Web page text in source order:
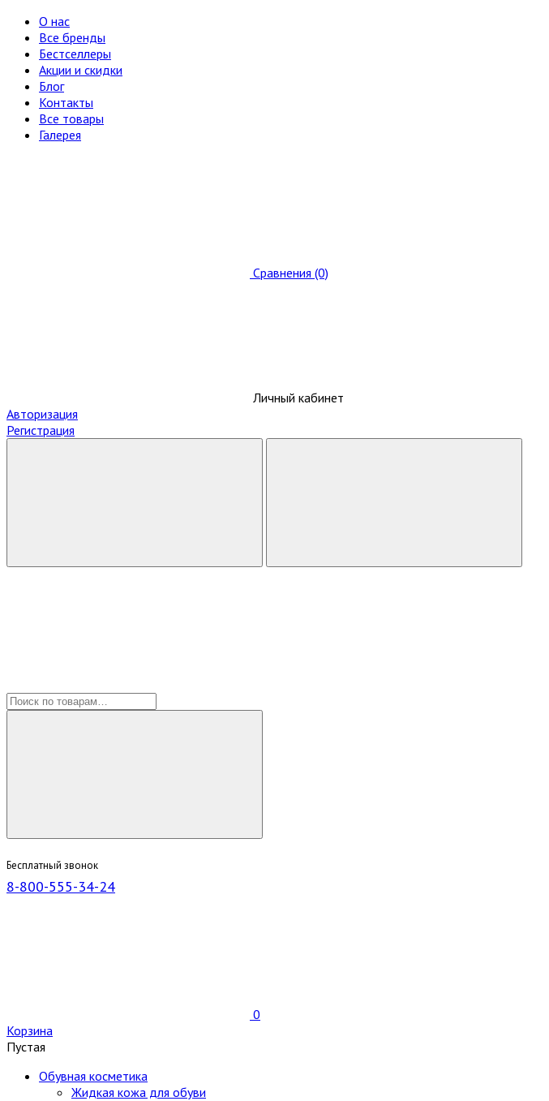
О нас
Все бренды
Бестселлеры
Акции и скидки
Блог
Контакты
Все товары
Галерея
Сравнения (0)
Личный кабинет
Авторизация
Регистрация
Бесплатный звонок
8-800-555-34-24
0
Корзина
Пустая
Обувная косметика
Жидкая кожа для обуви